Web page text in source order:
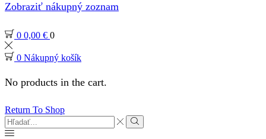
Zobraziť nákupný zoznam
0 0,00 € 0
0 Nákupný košík
No products in the cart.
Return To Shop
Search
input
Search